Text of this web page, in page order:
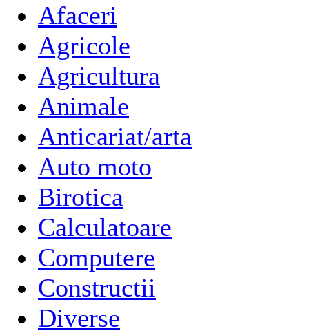
Afaceri
Agricole
Agricultura
Animale
Anticariat/arta
Auto moto
Birotica
Calculatoare
Computere
Constructii
Diverse